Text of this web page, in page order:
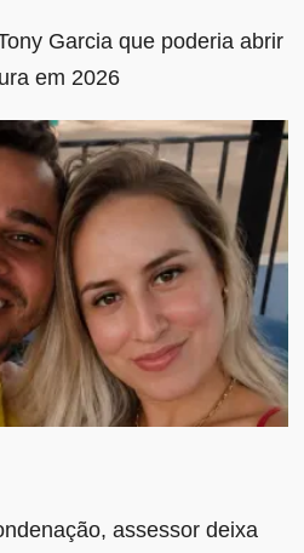
Garcia que poderia abrir
em 2026
assessor deixa